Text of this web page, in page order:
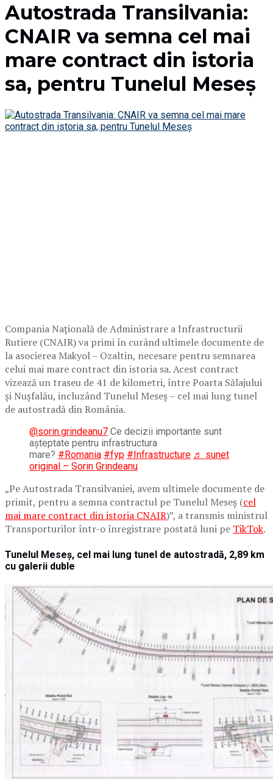
Autostrada Transilvania:
CNAIR va semna cel mai
mare contract din istoria
sa, pentru Tunelul Meseș
Compania Națională de Administrare a Infrastructurii
Rutiere (CNAIR) va primi în curând ultimele documente de
la asocierea Makyol – Ozaltin, necesare pentru semnarea
celui mai mare contract din istoria sa. Acest contract
vizează un traseu de 41 de kilometri, între Poarta Sălajului
și Nușfalău, incluzând Tunelul Meseș – cel mai lung tunel
de autostradă din România.
@sorin.grindeanu7 Ce decizii importante sunt
așteptate pentru infrastructura
mare? #Romania #fyp #Infrastructure ♬ sunet
original – Sorin Grindeanu
„Pe Autostrada Transilvaniei, avem ultimele documente de
primit, pentru a semna contractul pe Tunelul Meseș (cel
mai mare contract din istoria CNAIR)”, a transmis ministrul
Transporturilor într-o înregistrare postată luni pe TikTok.
Tunelul Meseș, cel mai lung tunel de autostradă, 2,89 km
cu galerii duble